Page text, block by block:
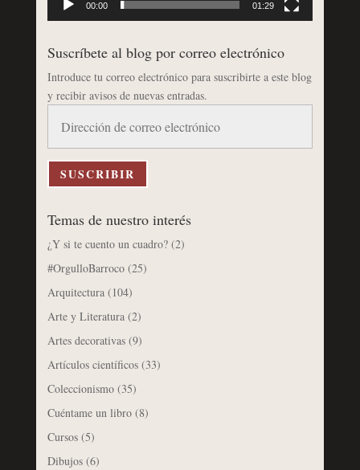
00:00 01:29
Suscríbete al blog por correo electrónico
Introduce tu correo electrónico para suscribirte a este blog
y recibir avisos de nuevas entradas.
correo
electrónico
SUSCRIBIR
Temas de nuestro interés
¿Y si te cuento un cuadro?(2)
#OrgulloBarroco(25)
Arquitectura(104)
Arte y Literatura(2)
Artes decorativas(9)
Artículos científicos(33)
Coleccionismo(35)
Cuéntame un libro(8)
Cursos(5)
Dibujos(6)